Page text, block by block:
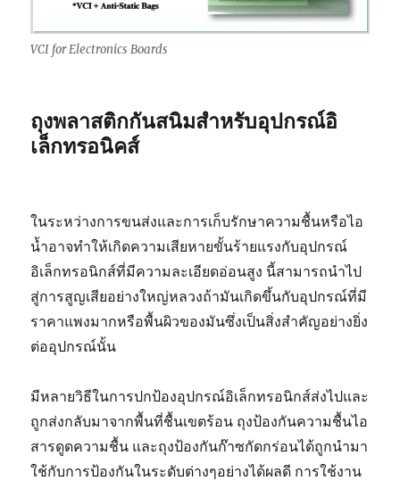
VCI for Electronics Boards
ถุงพลาสติกกันสนิมสำหรับอุปกรณ์อิ
เล็กทรอนิคส์
ในระหว่างการขนส่งและการเก็บรักษาความชื้นหรือไอ
น้ำอาจทำให้เกิดความเสียหายขั้นร้ายแรงกับอุปกรณ์
อิเล็กทรอนิกส์ที่มีความละเอียดอ่อนสูง นี้สามารถนำไป
สู่การสูญเสียอย่างใหญ่หลวงถ้ามันเกิดขึ้นกับอุปกรณ์ที่มี
ราคาแพงมากหรือพื้นผิวของมันซึ่งเป็นสิ่งสำคัญอย่างยิ่ง
ต่ออุปกรณ์นั้น
มีหลายวิธีในการปกป้องอุปกรณ์อิเล็กทรอนิกส์ส่งไปและ
ถูกส่งกลับมาจากพื้นที่ชื้นเขตร้อน ถุงป้องกันความชื้นไอ
สารดูดความชื้น และถุงป้องกันก๊าซกัดกร่อนได้ถูกนำมา
ใช้กับการป้องกันในระดับต่างๆอย่างได้ผลดี การใช้งาน